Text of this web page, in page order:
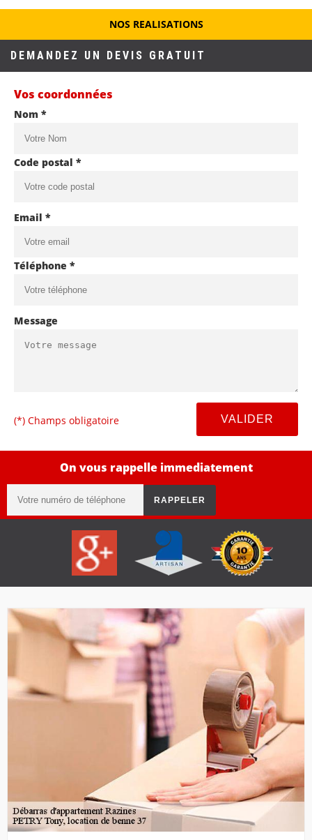
NOS REALISATIONS
DEMANDEZ UN DEVIS GRATUIT
Vos coordonnées
Nom *
Code postal *
Email *
Téléphone *
Message
(*) Champs obligatoire
On vous rappelle immediatement